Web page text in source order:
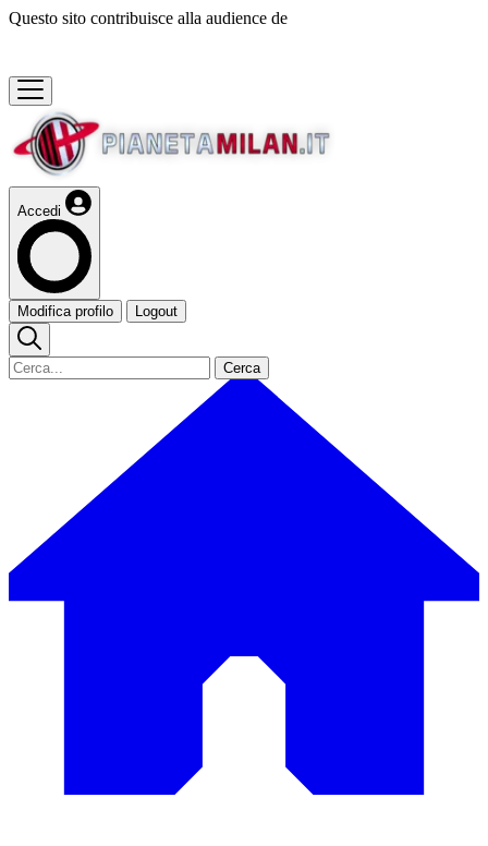
Questo sito contribuisce alla audience de
Accedi
Modifica profilo Logout
Cerca